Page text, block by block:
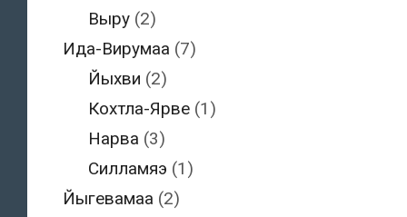
Выру (2)
Ида-Вирумаа (7)
Йыхви (2)
Кохтла-Ярве (1)
Нарва (3)
Силламяэ (1)
Йыгевамаа (2)